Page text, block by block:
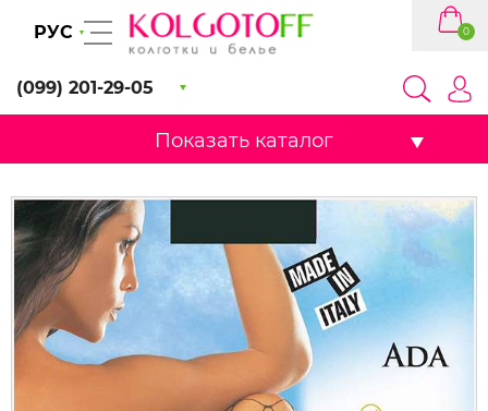
РУС
(099) 201-29-05
0
Показать каталог